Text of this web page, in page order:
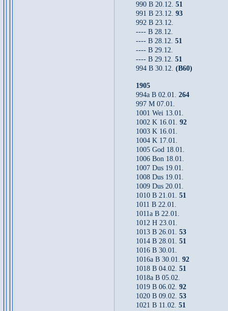
990 B 20.12. 51
991 B 23.12. 93
992 B 23.12.
---- B 28.12.
---- B 28.12. 51
---- B 29.12.
---- B 29.12. 51
994 B 30.12. (B60)
1905
994a B 02.01. 264
997 M 07.01.
1001 Wei 13.01.
1002 K 16.01. 92
1003 K 16.01.
1004 K 17.01.
1005 God 18.01.
1006 Bon 18.01.
1007 Dus 19.01.
1008 Dus 19.01.
1009 Dus 20.01.
1010 B 21.01. 51
1011 B 22.01.
1011a B 22.01.
1012 H 23.01.
1013 B 26.01. 53
1014 B 28.01. 51
1016 B 30.01.
1016a B 30.01. 92
1018 B 04.02. 51
1018a B 05.02.
1019 B 06.02. 92
1020 B 09.02. 53
1021 B 11.02. 51